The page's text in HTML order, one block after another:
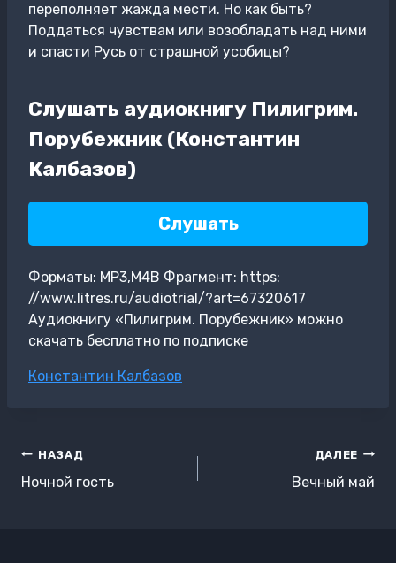
переполняет жажда мести. Но как быть?
Поддаться чувствам или возобладать над ними
и спасти Русь от страшной усобицы?
Слушать аудиокнигу Пилигрим.
Порубежник (Константин
Калбазов)
Слушать
Форматы: MP3,M4B Фрагмент: https:
//www.litres.ru/audiotrial/?art=67320617
Аудиокнигу «Пилигрим. Порубежник» можно
скачать бесплатно по подписке
Метки
Константин Калбазов
Навигация
по
НАЗАД
Ночной гость
ДАЛЕЕ
Вечный май